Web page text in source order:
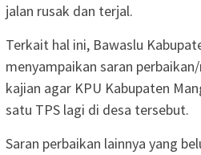
jalan rusak dan terjal.
Terkait hal ini, Bawaslu
menyampaikan saran
kajian agar KPU Kabupaten
satu TPS lagi di desa tersebut.
Saran perbaikan lainnya yang